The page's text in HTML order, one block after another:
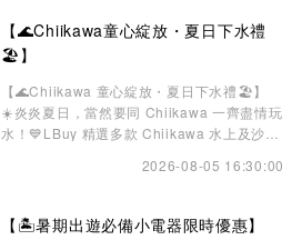
輕奢質感。純棉材質在夏天穿著極其吸汗透
氣，是打造清爽少女 Vibe 的絕美基底！ 🔹
【🌊Chiikawa童心綻放・夏日下水禮
🏖️】
【🌊Chiikawa 童心綻放・夏日下水禮🏖️】
☀️炎炎夏日，當然要同 Chiikawa 一齊盡情玩
水！💙LBuy 精選多款 Chiikawa 水上及沙灘
具套裝等，陪伴大小朋友投入夏日水上樂趣，
有限，Chiikawa 粉絲萬勿錯過！ 🛍️立即選
購：https://c01.co/1dwjG
2026-08-05 16:30:00
【🏝️暑期出遊必備小電器限時優惠】